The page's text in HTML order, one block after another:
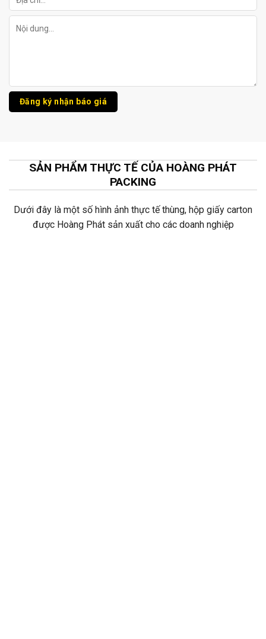
SẢN PHẨM THỰC TẾ CỦA HOÀNG PHÁT
PACKING
Dưới đây là một số hình ảnh thực tế thùng, hộp giấy carton
được Hoàng Phát sản xuất cho các doanh nghiệp